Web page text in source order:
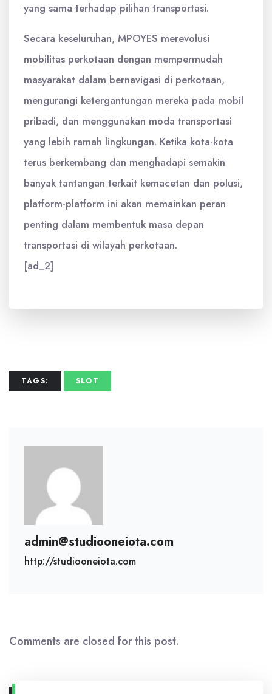
yang sama terhadap pilihan transportasi.
Secara keseluruhan, MPOYES merevolusi
mobilitas perkotaan dengan mempermudah
masyarakat dalam bernavigasi di perkotaan,
mengurangi ketergantungan mereka pada mobil
pribadi, dan menggunakan moda transportasi
yang lebih ramah lingkungan. Ketika kota-kota
terus berkembang dan menghadapi semakin
banyak tantangan terkait kemacetan dan polusi,
platform-platform ini akan memainkan peran
penting dalam membentuk masa depan
transportasi di wilayah perkotaan.
[ad_2]
TAGS: SLOT
admin@studiooneiota.com
http://studiooneiota.com
Comments are closed for this post.